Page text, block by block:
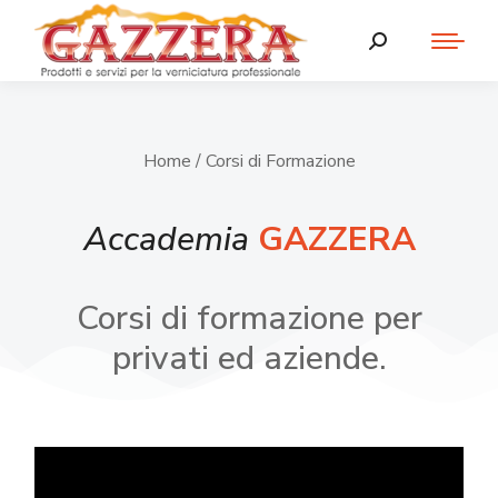
Home / Corsi di Formazione
Accademia GAZZERA
Corsi di formazione per
privati ed aziende.